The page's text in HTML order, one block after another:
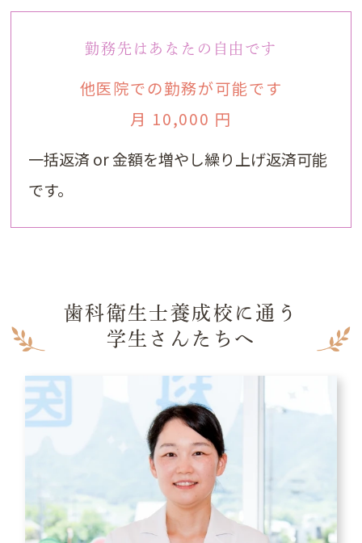
勤務先はあなたの自由です
他医院での勤務が可能です
月 10,000 円
一括返済 or 金額を増やし繰り上げ返済可能
です。
歯科衛生士養成校に通う
学生さんたちへ